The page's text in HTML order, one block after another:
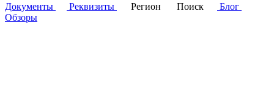
Документы
Реквизиты Регион Поиск
Блог
Обзоры